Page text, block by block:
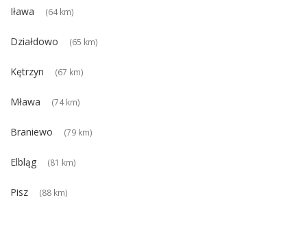
Iława (64 km)
Działdowo (65 km)
Kętrzyn (67 km)
Mława (74 km)
Braniewo (79 km)
Elbląg (81 km)
Pisz (88 km)